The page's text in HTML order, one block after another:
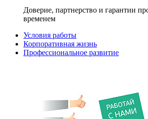
Доверие, партнерство и гарантии
временем
Условия работы
Корпоративная жизнь
Профессиональное развитие